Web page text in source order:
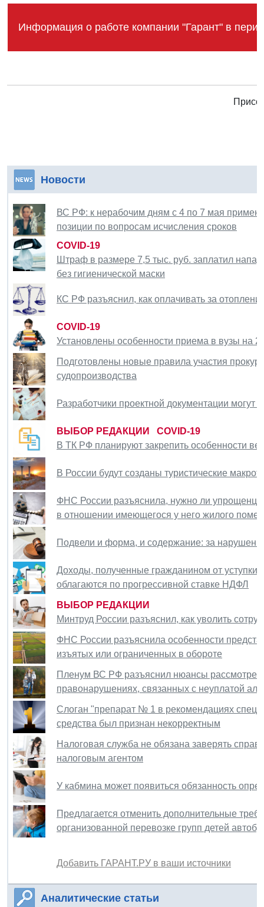
Информация о работе компании "Гарант" в
Новости
ВС РФ: к нерабочим дням с 4 по 7 мая
позиции по вопросам исчисления сроков
COVID-19
Штраф в размере 7,5 тыс. руб. заплатил
без гигиенической маски
КС РФ разъяснил, как оплачивать за
COVID-19
Установлены особенности приема в вузы на
Подготовлены новые правила участия
судопроизводства
Разработчики проектной документации могут
ВЫБОР РЕДАКЦИИ COVID-19
В ТК РФ планируют закрепить особенности
В России будут созданы туристические
ФНС России разъяснила, нужно ли
в отношении имеющегося у него жилого
Подвели и форма, и содержание: за
Доходы, полученные гражданином от
облагаются по прогрессивной ставке НДФЛ
ВЫБОР РЕДАКЦИИ
Минтруд России разъяснил, как уволить
ФНС России разъяснила особенности
изъятых или ограниченных в обороте
Пленум ВС РФ разъяснил нюансы
правонарушениях, связанных с неуплатой
Слоган "препарат № 1 в рекомендациях
средства был признан некорректным
Налоговая служба не обязана заверять
налоговым агентом
У кабмина может появиться обязанность
Предлагается отменить дополнительные
организованной перевозке групп детей
Добавить ГАРАНТ.РУ в ваши источники
Аналитические статьи